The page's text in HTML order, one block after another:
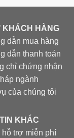
KHÁCH HÀNG
dẫn mua hàng
dẫn thanh toán
chỉ chứng nhận
ngành
của chúng tôi
KHÁC
hỗ trợ miễn phí